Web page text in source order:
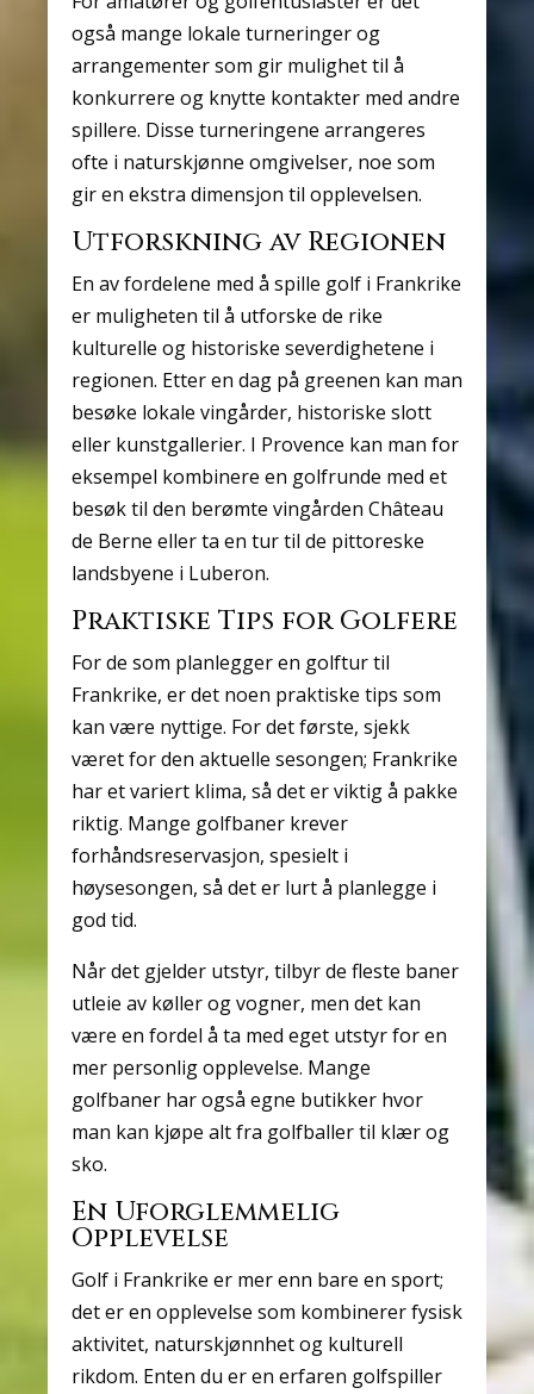
også mange lokale turneringer og
arrangementer som gir mulighet til å
konkurrere og knytte kontakter med andre
spillere. Disse turneringene arrangeres
ofte i naturskjønne omgivelser, noe som
gir en ekstra dimensjon til opplevelsen.
Utforskning av Regionen
En av fordelene med å spille golf i Frankrike
er muligheten til å utforske de rike
kulturelle og historiske severdighetene i
regionen. Etter en dag på greenen kan man
besøke lokale vingårder, historiske slott
eller kunstgallerier. I Provence kan man for
eksempel kombinere en golfrunde med et
besøk til den berømte vingården Château
de Berne eller ta en tur til de pittoreske
landsbyene i Luberon.
Praktiske Tips for Golfere
For de som planlegger en golftur til
Frankrike, er det noen praktiske tips som
kan være nyttige. For det første, sjekk
været for den aktuelle sesongen; Frankrike
har et variert klima, så det er viktig å pakke
riktig. Mange golfbaner krever
forhåndsreservasjon, spesielt i
høysesongen, så det er lurt å planlegge i
god tid.
Når det gjelder utstyr, tilbyr de fleste baner
utleie av køller og vogner, men det kan
være en fordel å ta med eget utstyr for en
mer personlig opplevelse. Mange
golfbaner har også egne butikker hvor
man kan kjøpe alt fra golfballer til klær og
sko.
En Uforglemmelig
Opplevelse
Golf i Frankrike er mer enn bare en sport;
det er en opplevelse som kombinerer fysisk
aktivitet, naturskjønnhet og kulturell
rikdom. Enten du er en erfaren golfspiller